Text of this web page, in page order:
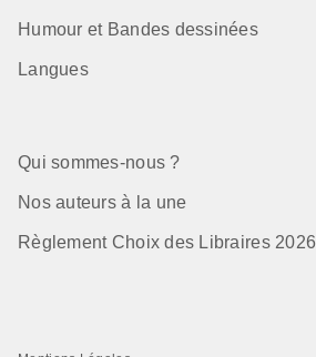
Humour et Bandes dessinées
Langues
Qui sommes-nous ?
Nos auteurs à la une
Règlement Choix des Libraires 2026